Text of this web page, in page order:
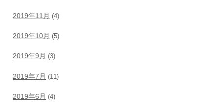
2019年11月 (4)
2019年10月 (5)
2019年9月 (3)
2019年7月 (11)
2019年6月 (4)